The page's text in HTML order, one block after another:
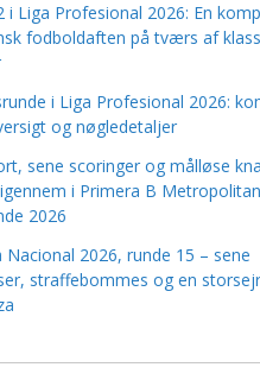
i Liga Profesional 2026: En
fodboldaften på tværs af
i Liga Profesional 2026:
og nøgledetaljer
sene scoringer og målløse
i Primera B
2026
Nacional 2026, runde 15 – sene
straffebommes og en